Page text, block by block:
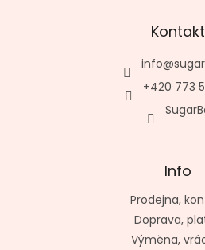
Kontakt
info@
+420 773
Info
Prodejna,
Doprava,
Výměna,